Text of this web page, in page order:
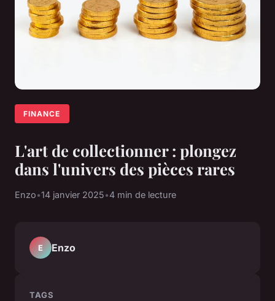
FINANCE
L'art de collectionner : plongez
dans l'univers des pièces rares
Enzo•14 janvier 2025•4 min de lecture
E Enzo
TAGS